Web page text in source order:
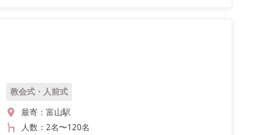
教会式・人前式
最寄： 富山駅
人数： 2名〜120名